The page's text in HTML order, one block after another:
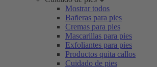
Mostrar todos
Bañeras para pies
Cremas para pies
Mascarillas para pies
Exfoliantes para pies
Productos quita callos
Cuidado de pies